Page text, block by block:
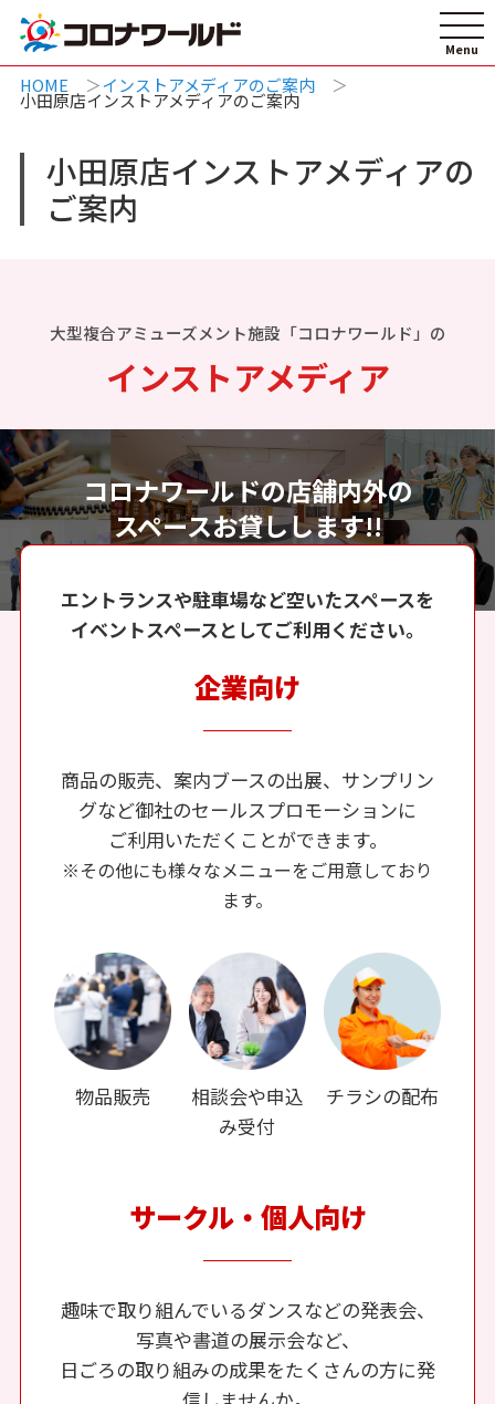
HOME インストアメディアのご案内
小田原店インストアメディアのご案内
小田原店インストアメディアの
ご案内
大型複合アミューズメント施設「コロナワールド」の
インストアメディア
コロナワールドの店舗内外の
スペースお貸しします!!
エントランスや駐車場など空いたスペースを
イベントスペースとしてご利用ください。
企業向け
商品の販売、案内ブースの出展、サンプリン
グなど御社のセールスプロモーションに
ご利用いただくことができます。
※その他にも様々なメニューをご用意しており
ます。
物品販売
相談会や申込
み受付
チラシの配布
サークル・個人向け
趣味で取り組んでいるダンスなどの発表会、
写真や書道の展示会など、
日ごろの取り組みの成果をたくさんの方に発